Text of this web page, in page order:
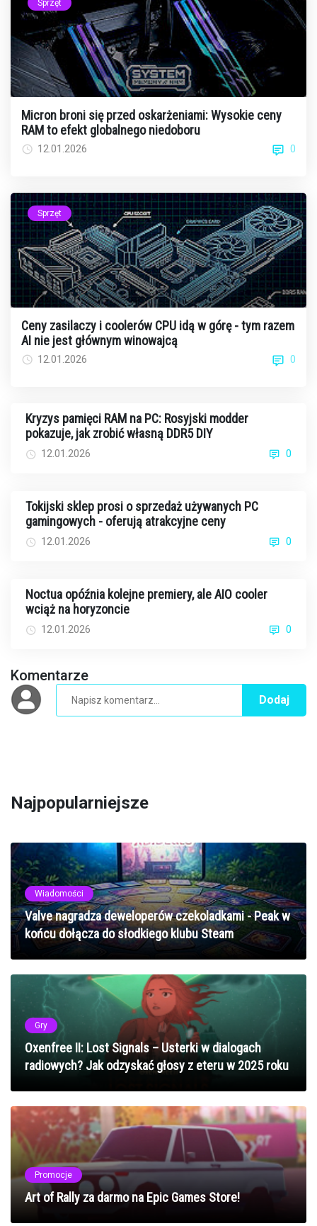
Sprzęt
Micron broni się przed oskarżeniami: Wysokie ceny
RAM to efekt globalnego niedoboru
12.01.2026 0
Sprzęt
Ceny zasilaczy i coolerów CPU idą w górę - tym razem
AI nie jest głównym winowajcą
12.01.2026 0
Kryzys pamięci RAM na PC: Rosyjski modder
pokazuje, jak zrobić własną DDR5 DIY
12.01.2026 0
Tokijski sklep prosi o sprzedaż używanych PC
gamingowych - oferują atrakcyjne ceny
12.01.2026 0
Noctua opóźnia kolejne premiery, ale AIO cooler
wciąż na horyzoncie
12.01.2026 0
Komentarze
Dodaj
Najpopularniejsze
Wiadomości
Valve nagradza deweloperów czekoladkami - Peak w
końcu dołącza do słodkiego klubu Steam
Gry
Oxenfree II: Lost Signals – Usterki w dialogach
radiowych? Jak odzyskać głosy z eteru w 2025 roku
Promocje
Art of Rally za darmo na Epic Games Store!